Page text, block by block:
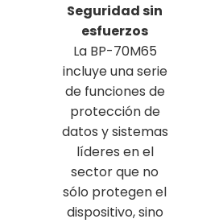
Seguridad sin
esfuerzos
La BP-70M65
incluye una serie
de funciones de
protección de
datos y sistemas
líderes en el
sector que no
sólo protegen el
dispositivo, sino